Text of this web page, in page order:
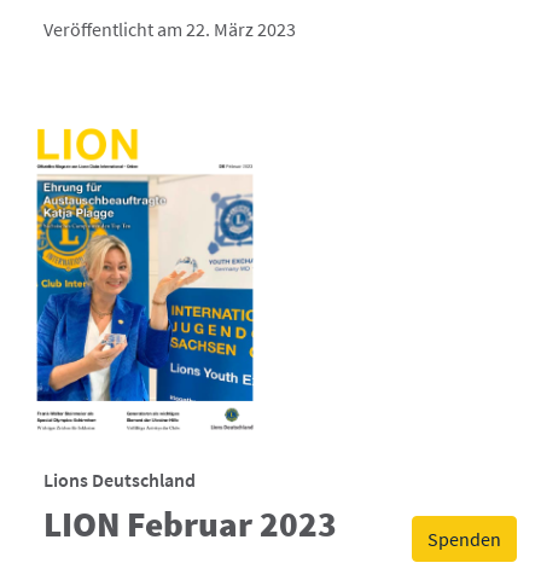
Spenden
Veröffentlicht am 22. März 2023
Lions Deutschland
LION Februar 2023